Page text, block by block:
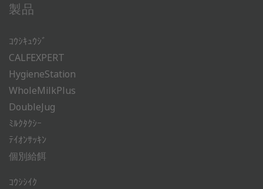
製品
ｺｳｼｷｭｳｼﾞ
CALFEXPERT
HygieneStation
WholeMilkPlus
DoubleJug
ﾐﾙｸﾀｸｼｰ
ﾃｲｵﾝｻｯｷﾝ
個別給餌
ｺｳｼｼｲｸ